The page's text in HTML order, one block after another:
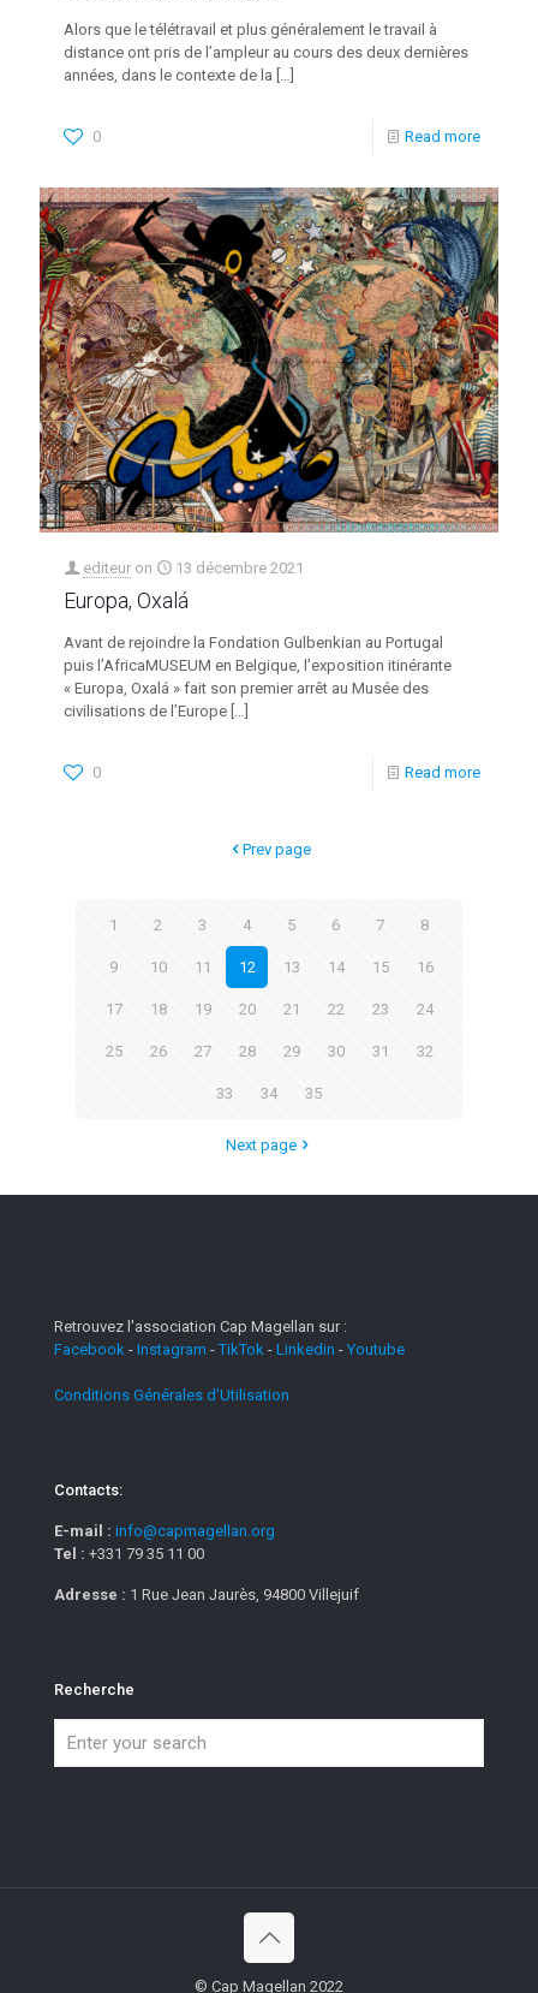
Alors que le télétravail et plus généralement le travail à
distance ont pris de l’ampleur au cours des deux dernières
années, dans le contexte de la […]
0 Read more
editeur on 13 décembre 2021
Europa, Oxalá
Avant de rejoindre la Fondation Gulbenkian au Portugal
puis l’AfricaMUSEUM en Belgique, l’exposition itinérante
« Europa, Oxalá » fait son premier arrêt au Musée des
civilisations de l’Europe […]
0 Read more
Prev page
1 2 3 4 5 6 7 8
9 10 11 12 13 14 15 16
17 18 19 20 21 22 23 24
25 26 27 28 29 30 31 32
33 34 35
Next page
Retrouvez l'association Cap Magellan sur :
Facebook - Instagram -TikTok - Linkedin - Youtube
Conditions Générales d'Utilisation
Contacts:
E-mail : info@capmagellan.org
Tel : +331 79 35 11 00
Adresse : 1 Rue Jean Jaurès, 94800 Villejuif
Recherche
© Cap Magellan 2022